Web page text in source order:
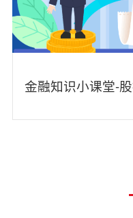
金融知识小课堂-